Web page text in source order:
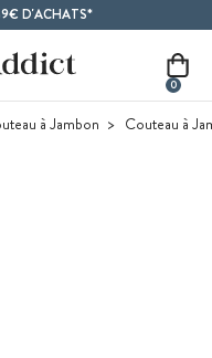
D'ACHATS*
0
à Jambon Couteau à